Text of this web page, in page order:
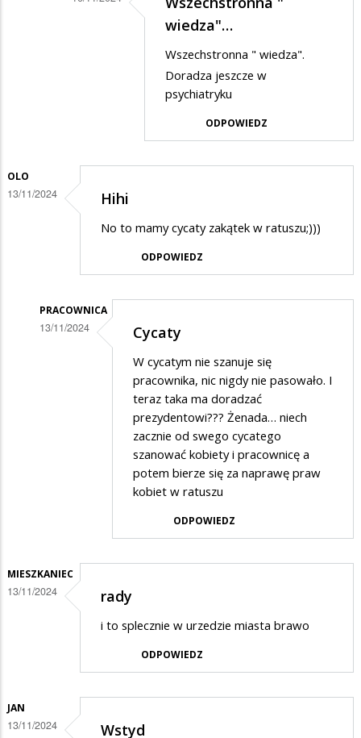
Jaka
matka
córka
wiedza"…
Wszechstronna " wiedza".
Doradza jeszcze w
psychiatryku
ODPOWIEDZ
OLO
13/11/2024 Hihi
No to mamy cycaty zakątek w ratuszu;)))
ODPOWIEDZ
PRACOWNICA
13/11/2024 Cycaty
W cycatym nie szanuje się
pracownika, nic nigdy nie pasowało. I
teraz taka ma doradzać
prezydentowi??? Żenada… niech
zacznie od swego cycatego
szanować kobiety i pracownicę a
potem bierze się za naprawę praw
kobiet w ratuszu
ODPOWIEDZ
MIESZKANIEC
13/11/2024 rady
i to splecznie w urzedzie miasta brawo
ODPOWIEDZ
JAN
13/11/2024 Wstyd